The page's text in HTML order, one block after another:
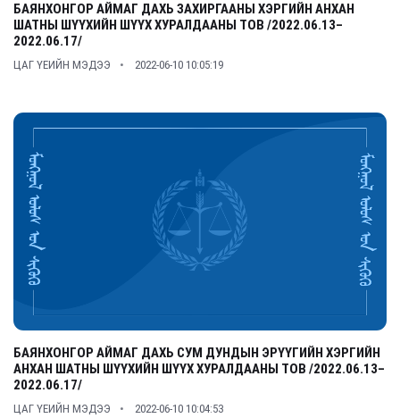
БАЯНХОНГОР АЙМАГ ДАХЬ ЗАХИРГААНЫ ХЭРГИЙН АНХАН
ШАТНЫ ШҮҮХИЙН ШҮҮХ ХУРАЛДААНЫ ТОВ /2022.06.13–
2022.06.17/
ЦАГ ҮЕИЙН МЭДЭЭ 2022-06-10 10:05:19
БАЯНХОНГОР АЙМАГ ДАХЬ СУМ ДУНДЫН ЭРҮҮГИЙН ХЭРГИЙН
АНХАН ШАТНЫ ШҮҮХИЙН ШҮҮХ ХУРАЛДААНЫ ТОВ /2022.06.13–
2022.06.17/
ЦАГ ҮЕИЙН МЭДЭЭ 2022-06-10 10:04:53